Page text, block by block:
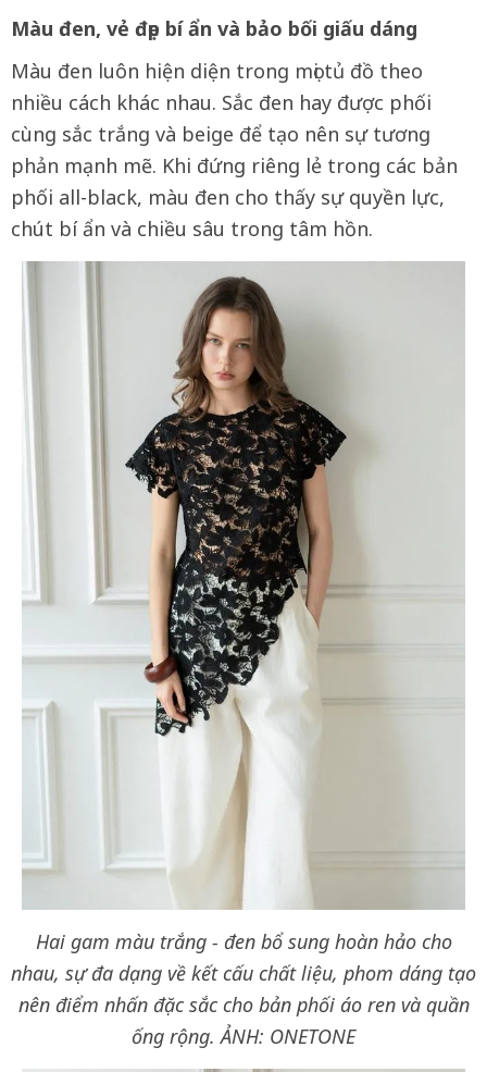
Màu đen, vẻ đẹp bí ẩn và bảo bối giấu dáng
Màu đen luôn hiện diện trong mọi tủ đồ theo
nhiều cách khác nhau. Sắc đen hay được phối
cùng sắc trắng và beige để tạo nên sự tương
phản mạnh mẽ. Khi đứng riêng lẻ trong các bản
phối all-black, màu đen cho thấy sự quyền lực,
chút bí ẩn và chiều sâu trong tâm hồn.
Hai gam màu trắng - đen bổ sung hoàn hảo cho
nhau, sự đa dạng về kết cấu chất liệu, phom dáng tạo
nên điểm nhấn đặc sắc cho bản phối áo ren và quần
ống rộng. ẢNH: ONETONE